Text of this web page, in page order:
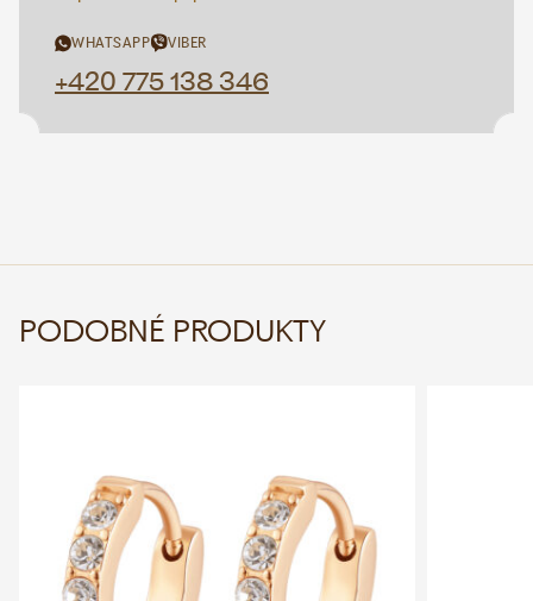
WHATSAPP VIBER
+420 775 138 346
PODOBNÉ PRODUKTY